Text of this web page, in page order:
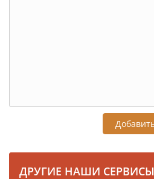
ДРУГИЕ НАШИ